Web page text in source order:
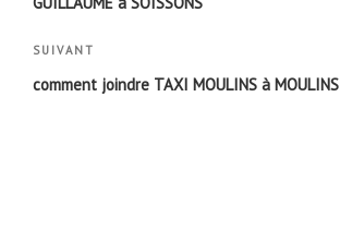
Article
suivant
SUIVANT
comment joindre TAXI MOULINS à MOULINS